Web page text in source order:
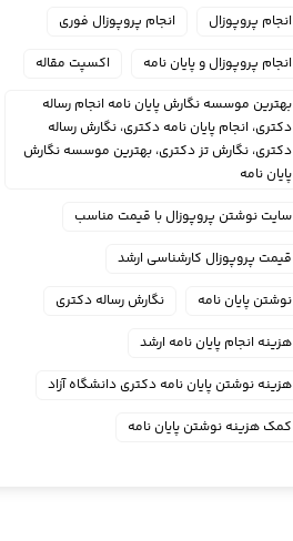
انجام پروپوزال
انجام پروپوزال فوری
انجام پروپوزال و پایان نامه
اکسپت مقاله
بهترین موسسه نگارش پایان نامه انجام رساله
دکتری، انجام پایان نامه دکتری، نگارش رساله
دکتری، نگارش تز دکتری، بهترین موسسه نگارش
پایان نامه
سایت نوشتن پروپوزال با قیمت مناسب
قیمت پروپوزال کارشناسی ارشد
نوشتن پایان نامه
نگارش رساله دکتری
هزینه انجام پایان نامه ارشد
هزینه نوشتن پایان نامه دکتری دانشگاه آزاد
کمک هزینه نوشتن پایان نامه